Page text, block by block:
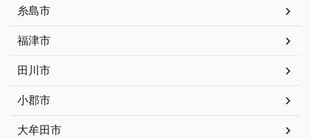
糸島市
福津市
田川市
小郡市
大牟田市